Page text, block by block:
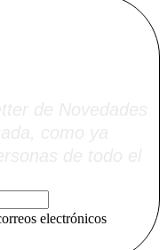
electrónicos